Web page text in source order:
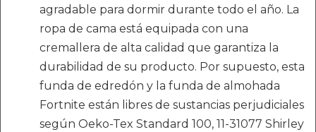
agradable para dormir durante todo el año. La
ropa de cama está equipada con una
cremallera de alta calidad que garantiza la
durabilidad de su producto. Por supuesto, esta
funda de edredón y la funda de almohada
Fortnite están libres de sustancias perjudiciales
según Oeko-Tex Standard 100, 11-31077 Shirley